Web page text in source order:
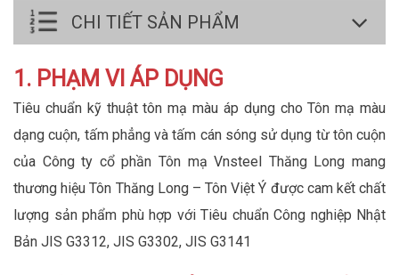
CHI TIẾT SẢN PHẨM
1. PHẠM VI ÁP DỤNG
Tiêu chuẩn kỹ thuật tôn mạ màu áp dụng cho Tôn mạ màu
dạng cuộn, tấm phẳng và tấm cán sóng sử dụng từ tôn cuộn
của Công ty cổ phần Tôn mạ Vnsteel Thăng Long mang
thương hiệu Tôn Thăng Long – Tôn Việt Ý được cam kết chất
lượng sản phẩm phù hợp với Tiêu chuẩn Công nghiệp Nhật
Bản JIS G3312, JIS G3302, JIS G3141